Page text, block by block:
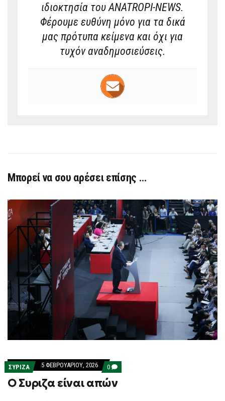
ιδιοκτησία του ANATROPI-NEWS.
Φέρουμε ευθύνη μόνο για τα δικά
μας πρότυπα κείμενα και όχι για
τυχόν αναδημοσιεύσεις.
Μπορεί να σου αρέσει επίσης …
ΣΥΡΙΖΑ 5 ΦΕΒΡΟΥΑΡΊΟΥ, 2026 0 COMMENTS
ON
Ο
ΣΥΡΙΖΑ
Ο Συριζα είναι απών